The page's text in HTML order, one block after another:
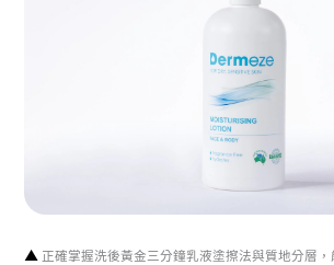
▲ 正確掌握洗後黃金三分鐘乳液塗擦法與質地分層